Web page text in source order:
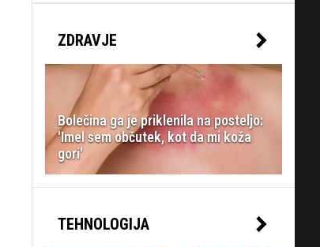
ZDRAVJE
Bolečina ga je priklenila na posteljo:
'Imel sem občutek, kot da mi koža
gori'
TEHNOLOGIJA